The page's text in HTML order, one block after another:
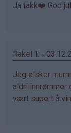
Ja takk❤️ God jul
Rakel T. -
Jeg elsker
aldri innrømmer
vært supert å